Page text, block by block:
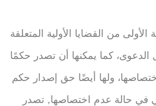
من القضايا الأولية المتعلقة
كما يمكنها أن تصدر حكمًا
ولها أيضًا حق إصدار حكم
في حالة عدم اختصاصها, تصدر